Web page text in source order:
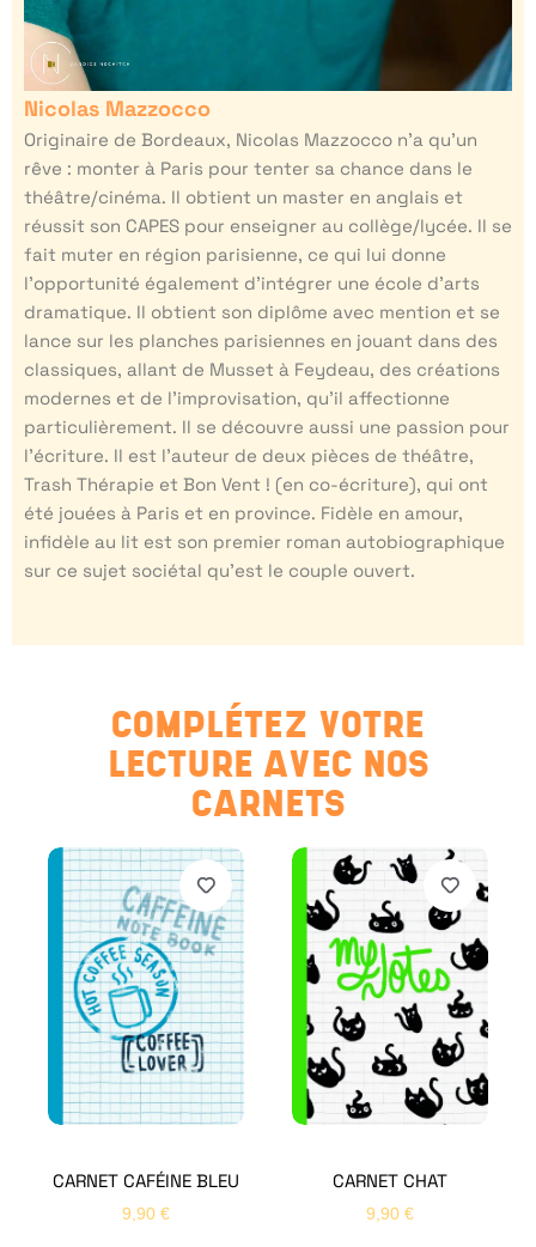
Nicolas Mazzocco
Originaire de Bordeaux, Nicolas Mazzocco n’a qu’un
rêve : monter à Paris pour tenter sa chance dans le
théâtre/cinéma. Il obtient un master en anglais et
réussit son CAPES pour enseigner au collège/lycée. Il se
fait muter en région parisienne, ce qui lui donne
l’opportunité également d’intégrer une école d’arts
dramatique. Il obtient son diplôme avec mention et se
lance sur les planches parisiennes en jouant dans des
classiques, allant de Musset à Feydeau, des créations
modernes et de l’improvisation, qu’il affectionne
particulièrement. Il se découvre aussi une passion pour
l’écriture. Il est l’auteur de deux pièces de théâtre,
Trash Thérapie et Bon Vent ! (en co-écriture), qui ont
été jouées à Paris et en province. Fidèle en amour,
infidèle au lit est son premier roman autobiographique
sur ce sujet sociétal qu’est le couple ouvert.
COMPLÉTEZ VOTRE
LECTURE AVEC NOS
CARNETS
CARNET CAFÉINE BLEU
9,90 €
CARNET CHAT
9,90 €